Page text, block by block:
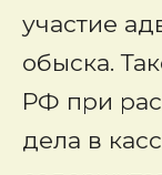
участие
обыска.
РФ при
дела в